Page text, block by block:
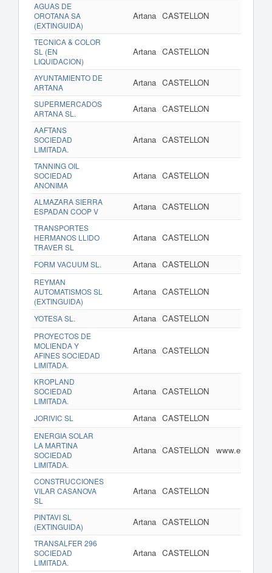
AGUAS DE
OROTANA SA
(EXTINGUIDA)
Artana CASTELLON
TECNICA & COLOR
SL (EN
LIQUIDACION)
Artana CASTELLON
AYUNTAMIENTO DE
ARTANA
Artana CASTELLON
SUPERMERCADOS
ARTANA SL.
Artana CASTELLON
AAFTANS
SOCIEDAD
LIMITADA.
Artana CASTELLON
TANNING OIL
SOCIEDAD
ANONIMA
Artana CASTELLON
ALMAZARA SIERRA
ESPADAN COOP V
Artana CASTELLON
TRANSPORTES
HERMANOS LLIDO
TRAVER SL
Artana CASTELLON
FORM VACUUM SL. Artana CASTELLON
REYMAN
AUTOMATISMOS SL
(EXTINGUIDA)
Artana CASTELLON
YOTESA SL. Artana CASTELLON
PROYECTOS DE
MOLIENDA Y
AFINES SOCIEDAD
LIMITADA.
Artana CASTELLON
KROPLAND
SOCIEDAD
LIMITADA.
Artana CASTELLON
JORIVIC SL Artana CASTELLON
ENERGIA SOLAR
LA MARTINA
SOCIEDAD
LIMITADA.
Artana CASTELLON
CONSTRUCCIONES
VILAR CASANOVA
SL
Artana CASTELLON
PINTAVI SL
(EXTINGUIDA)
Artana CASTELLON
TRANSALFER 296
SOCIEDAD
LIMITADA.
Artana CASTELLON